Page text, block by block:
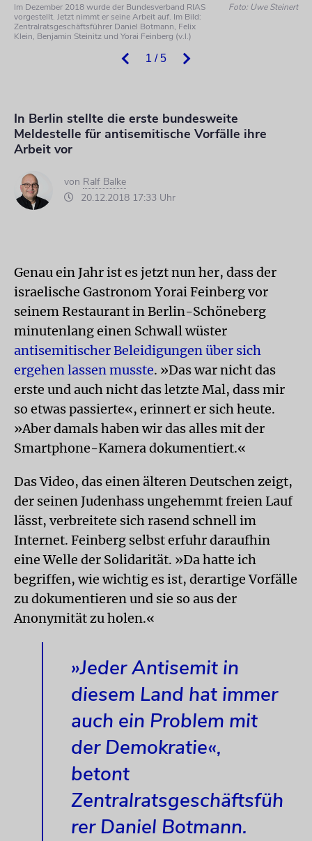
1 / 5
Im Dezember 2018 wurde der Bundesverband RIAS
vorgestellt. Jetzt nimmt er seine Arbeit auf. Im Bild:
Zentralratsgeschäftsführer Daniel Botmann, Felix
Klein, Benjamin Steinitz und Yorai Feinberg (v.l.)
Foto: Uwe Steinert
In Berlin stellte die erste bundesweite
Meldestelle für antisemitische Vorfälle ihre
Arbeit vor
von Ralf Balke
20.12.2018 17:33 Uhr
Genau ein Jahr ist es jetzt nun her, dass der
israelische Gastronom Yorai Feinberg vor
seinem Restaurant in Berlin-Schöneberg
minutenlang einen Schwall wüster
antisemitischer Beleidigungen über sich
ergehen lassen musste. »Das war nicht das
erste und auch nicht das letzte Mal, dass mir
so etwas passierte«, erinnert er sich heute.
»Aber damals haben wir das alles mit der
Smartphone-Kamera dokumentiert.«
Das Video, das einen älteren Deutschen zeigt,
der seinen Judenhass ungehemmt freien Lauf
lässt, verbreitete sich rasend schnell im
Internet. Feinberg selbst erfuhr daraufhin
eine Welle der Solidarität. »Da hatte ich
begriffen, wie wichtig es ist, derartige Vorfälle
zu dokumentieren und sie so aus der
Anonymität zu holen.«
»Jeder Antisemit in
diesem Land hat immer
auch ein Problem mit
der Demokratie«,
betont
Zentralratsgeschäftsfüh
rer Daniel Botmann.